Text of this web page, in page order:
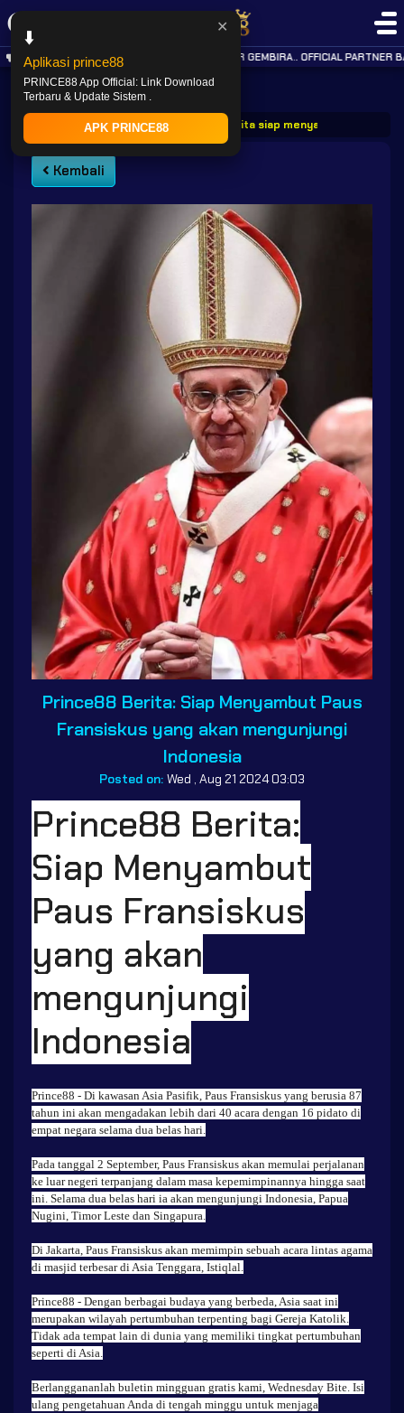
KABAR GEMBIRA.. OFFICIAL PARTNER
Post Prince88 berita siap menyambut paus
Kembali
Prince88 Berita: Siap Menyambut Paus
Fransiskus yang akan mengunjungi
Indonesia
Posted on: Wed , Aug 21 2024 03:03
Prince88 Berita:
Siap Menyambut
Paus Fransiskus
yang akan
mengunjungi
Indonesia
Prince88 - Di kawasan Asia Pasifik, Paus Fransiskus yang berusia 87
tahun ini akan mengadakan lebih dari 40 acara dengan 16 pidato di
empat negara selama dua belas hari.
Pada tanggal 2 September, Paus Fransiskus akan memulai perjalanan
ke luar negeri terpanjang dalam masa kepemimpinannya hingga saat
ini. Selama dua belas hari ia akan mengunjungi Indonesia, Papua
Nugini, Timor Leste dan Singapura.
Di Jakarta, Paus Fransiskus akan memimpin sebuah acara lintas agama
di masjid terbesar di Asia Tenggara, Istiqlal.
Prince88 - Dengan berbagai budaya yang berbeda, Asia saat ini
merupakan wilayah pertumbuhan terpenting bagi Gereja Katolik.
Tidak ada tempat lain di dunia yang memiliki tingkat pertumbuhan
seperti di Asia.
Berlanggananlah buletin mingguan gratis kami, Wednesday Bite. Isi
ulang pengetahuan Anda di tengah minggu untuk menjaga
✕
⬇️
Aplikasi prince88
PRINCE88 App Official: Link Download
Terbaru & Update Sistem .
APK PRINCE88